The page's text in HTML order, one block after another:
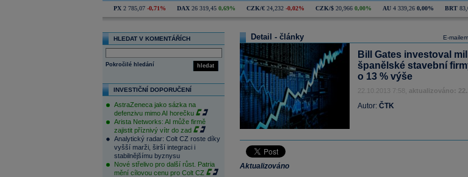
PX 2 785,07 -0,71% DAX 26 319,45 0,69% CZK/€ 24,232 -0,02% CZK/$ 20,966 0,00% AU 4 339,26 0,00% BRT
HLEDAT V KOMENTÁŘÍCH
hledat
Pokročilé hledání
INVESTIČNÍ DOPORUČENÍ
AstraZeneca jako sázka na
defenzivu mimo AI horečku
Arista Networks: AI může firmě
zajistit příznivý vítr do zad
Analytický radar: Colt CZ roste díky
vyšší marži, širší integraci i
stabilnějšímu byznysu
Nové střelivo pro další růst. Patria
mění cílovou cenu pro Colt CZ
E-mailem
Detail - články
Bill Gates investoval
španělské stavební
o 13 % výše
22.10.2013 7:58, aktualizováno:
Autor: ČTK
Aktualizováno